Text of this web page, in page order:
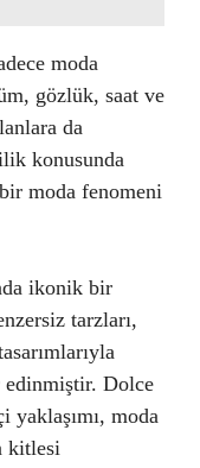
moda
gözlük, saat ve
da
konusunda
moda fenomeni
ikonik bir
tarzları,
edinmiştir. Dolce
yaklaşımı, moda
kitlesi